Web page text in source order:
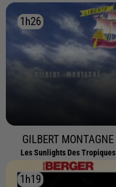
1h26
1h26
GILBERT MONTAGNE
Les Sunlights Des Tropiques
1h19
1h19